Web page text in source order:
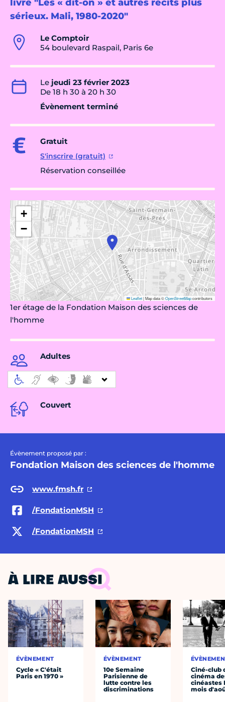
livre "Les « dit-on » et autres récits plus
sérieux. Mali, 1980-2020"
Le Comptoir
54 boulevard Raspail, Paris 6e
Le jeudi 23 février 2023
De 18 h 30 à 20 h 30
Évènement terminé
Gratuit
S'inscrire (gratuit)
Réservation conseillée
+
−
Leaflet|Map data ©OpenStreetMapcontributors
1er étage de la Fondation Maison des sciences de
l'homme
Adultes
Couvert
Évènement proposé par :
Fondation Maison des sciences de l'homme
www.fmsh.fr
/FondationMSH
/FondationMSH
À LIRE AUSSI
ÉVÈNEMENT
Cycle « C'était
Paris en 1970 »
ÉVÈNEMENT
10e Semaine
Parisienne de
lutte contre les
discriminations
Ciné-club
cinéma
cinéastes
mois